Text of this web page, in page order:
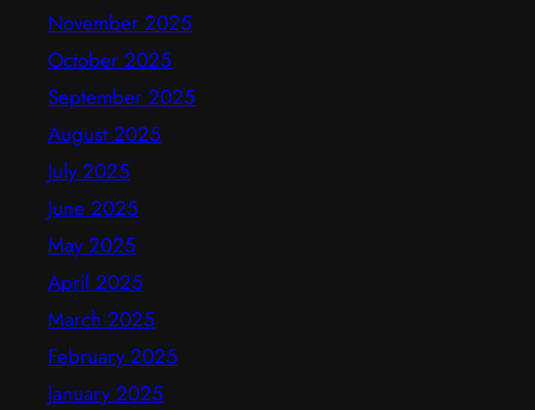
November 2025
October 2025
September 2025
August 2025
July 2025
June 2025
May 2025
April 2025
March 2025
February 2025
January 2025